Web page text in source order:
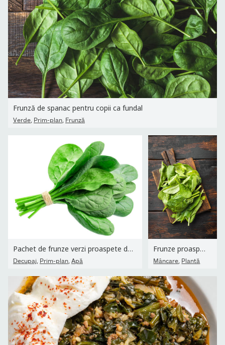
Frunză de spanac pentru copii ca fundal
Verde, Prim-plan, Frunză
Pachet de frunze verzi proaspete de spanac izolate pe fundal alb.
Decupaj, Prim-plan, Apă
Frunze proaspete de spanac, pe tablă de tăiere din lemn, pe...
Mâncare, Plantă